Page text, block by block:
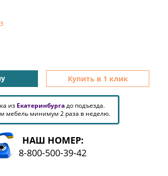
Купить в 1 клик
из Екатеринбургадо подъезда.
мебель минимум 2 раза в неделю.
НАШ НОМЕР:
8-800-500-39-42